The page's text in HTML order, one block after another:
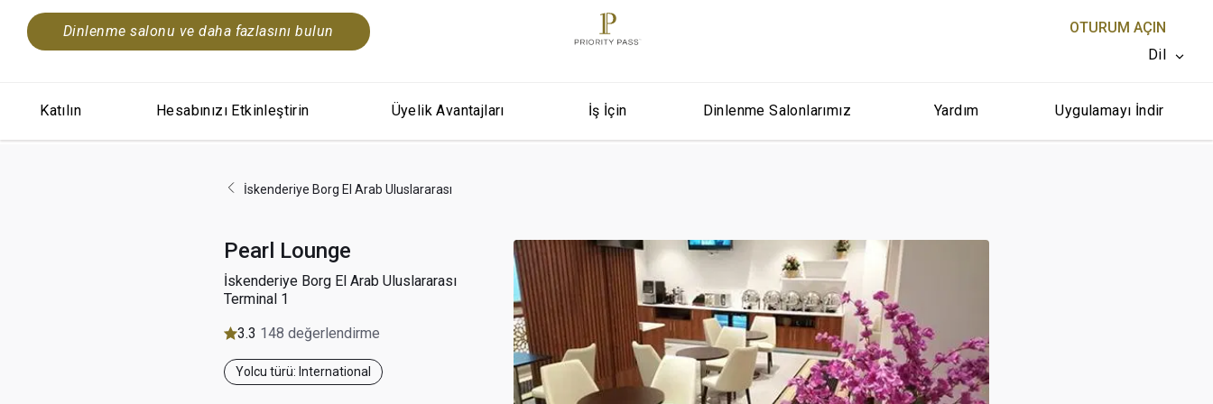
Dinlenme salonu ve daha fazlasını bulun
OTURUM AÇIN
Dil
KAPAT X
Katılın Hesabınızı Etkinleştirin Üyelik Avantajları İş İçin Dinlenme Salonlarımız Yardım Uygulamayı İndir
İskenderiye Borg El Arab Uluslararası
Pearl Lounge
İskenderiye Borg El Arab Uluslararası
Terminal 1
3.3 148 değerlendirme
Yolcu türü: International